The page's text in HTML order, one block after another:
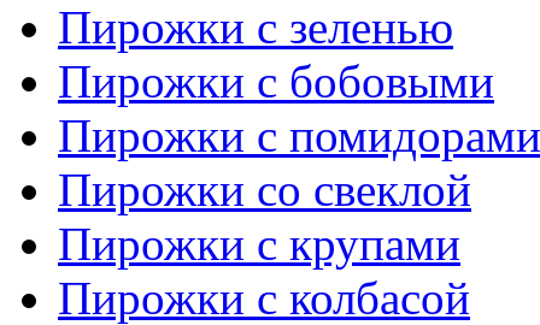
Пирожки с зеленью
Пирожки с бобовыми
Пирожки с помидорами
Пирожки со свеклой
Пирожки с крупами
Пирожки с колбасой